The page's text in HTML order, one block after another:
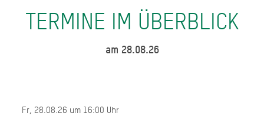
TERMINE IM ÜBERBLICK
am 28.08.26
Fr, 28.08.26 um 16:00 Uhr